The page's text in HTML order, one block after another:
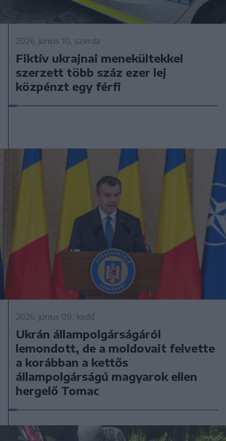
2026. június 10., szerda
Fiktív ukrajnai menekültekkel
szerzett több száz ezer lej
közpénzt egy férfi
2026. június 09., kedd
Ukrán állampolgárságáról
lemondott, de a moldovait felvette
a korábban a kettős
állampolgárságú magyarok ellen
hergelő Tomac